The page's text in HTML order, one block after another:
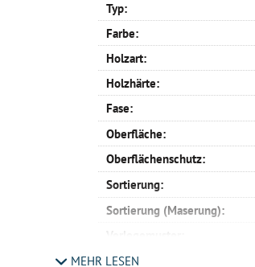
Typ:
Farbe:
Holzart:
Holzhärte:
Fase:
Oberfläche:
Oberflächenschutz:
Sortierung:
Sortierung (Maserung):
Profil:
MEHR LESEN